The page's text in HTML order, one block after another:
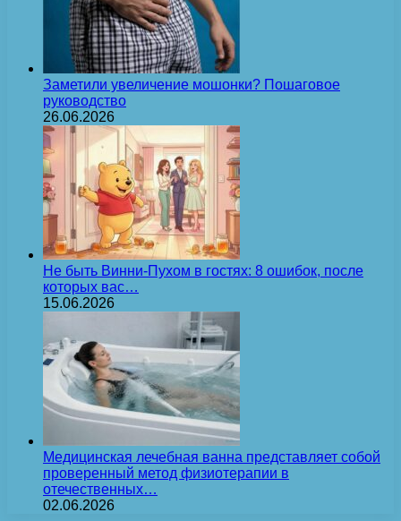
Заметили увеличение мошонки? Пошаговое
руководство
26.06.2026
Не быть Винни-Пухом в гостях: 8 ошибок, после
которых вас…
15.06.2026
Медицинская лечебная ванна представляет собой
проверенный метод физиотерапии в
отечественных…
02.06.2026